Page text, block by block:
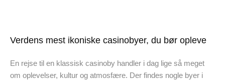
Verdens mest ikoniske casinobyer, du bør opleve
En rejse til en klassisk casinoby handler i dag lige så meget
om oplevelser, kultur og atmosfære. Der findes nogle byer i